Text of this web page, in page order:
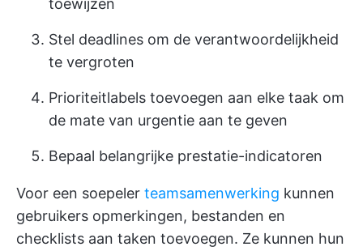
toewijzen
Stel deadlines om de verantwoordelijkheid
te vergroten
Prioriteitlabels toevoegen aan elke taak om
de mate van urgentie aan te geven
Bepaal belangrijke prestatie-indicatoren
Voor een soepeler teamsamenwerking kunnen
gebruikers opmerkingen, bestanden en
checklists aan taken toevoegen. Ze kunnen hun